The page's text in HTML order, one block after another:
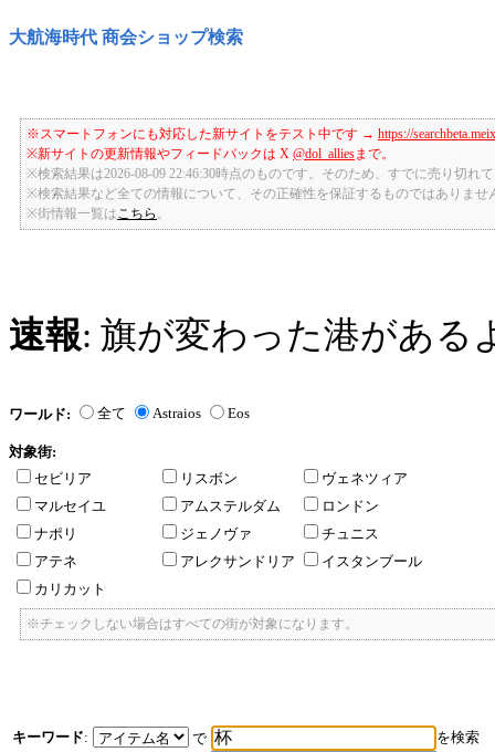
大航海時代 商会ショップ検索
※スマートフォンにも対応した新サイトをテスト中です → https://
※新サイトの更新情報やフィードバックは X @dol_alliesまで。
※検索結果は2026-08-09 22:46:30時点のものです。そのため、すでに売り切れ
※検索結果など全ての情報について、その正確性を保証するものではありませ
※街情報一覧は こちら
速報: 旗が変わった港がある
ワールド: 全て Astraios Eos
対象街:
セビリア
リスボン
ヴェネツィア
マルセイユ
アムステルダム
ロンドン
ナポリ
ジェノヴァ
チュニス
アテネ
アレクサンドリア
イスタンブール
カリカット
※チェックしない場合はすべての街が対象になります。
キーワード:
で
を検索